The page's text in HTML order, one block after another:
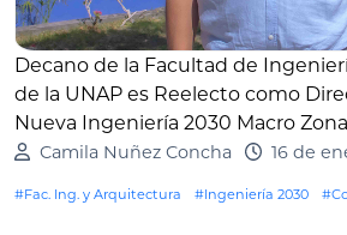
Decano de la Facultad de
de la UNAP es Reelecto como
Nueva Ingeniería 2030 Macro
Camila Nuñez Concha 16 de
#Fac. Ing. y Arquitectura #Ingeniería 2030